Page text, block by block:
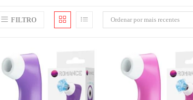
FILTRO Ordenar por mais recentes